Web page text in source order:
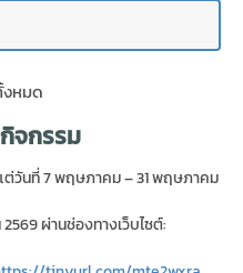
งหมด
จกรรม
ต่วันที่ 7 พฤษภาคม – 31 พฤษภาคม
ผ่านช่องทางเว็บไซต์: